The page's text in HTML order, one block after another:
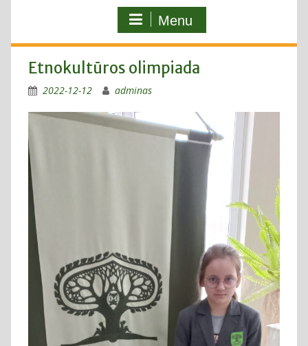
Menu
Etnokultūros olimpiada
2022-12-12 adminas